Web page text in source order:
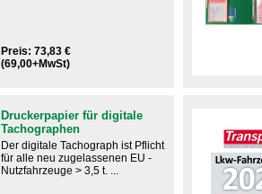
Preis: 73,83 €
(69,00+MwSt)
Druckerpapier für digitale
Tachographen
Der digitale Tachograph ist Pflicht
für alle neu zugelassenen EU -
Nutzfahrzeuge > 3,5 t. ...